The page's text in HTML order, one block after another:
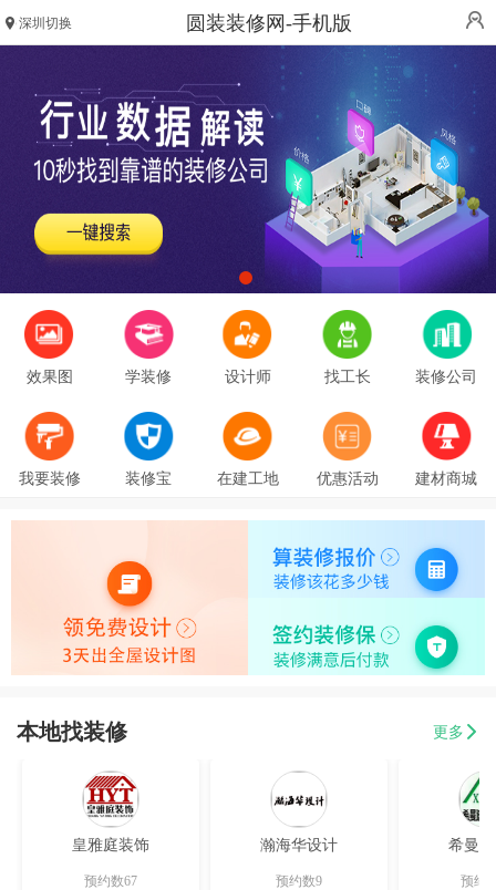
深圳切换 圆装装修网-手机版
效果图 学装修 设计师 找工长 装修公司
我要装修 装修宝 在建工地 优惠活动 建材商城
本地找装修 更多
皇雅庭装饰
预约数67
瀚海华设计
预约数9
希曼
预约